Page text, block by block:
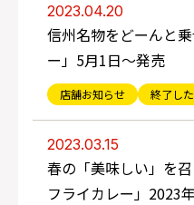
2023.04.20
信州名物をどーんと
ー」5月1日～発売
店舗お知らせ 終了し
2023.03.15
春の「美味しい」を
フライカレー」2023